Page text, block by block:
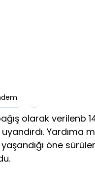
olarak verilenb
öne